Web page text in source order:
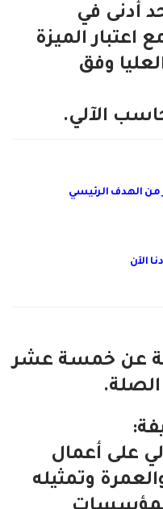
أدنى في
اعتبار الميزة
وفق
الآلي.
الهدف الرئيسي
الآن
عن خمسة عشر
على أعمال
وتمثيله